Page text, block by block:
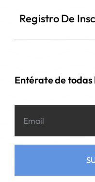
Registro De
Entérate de todas